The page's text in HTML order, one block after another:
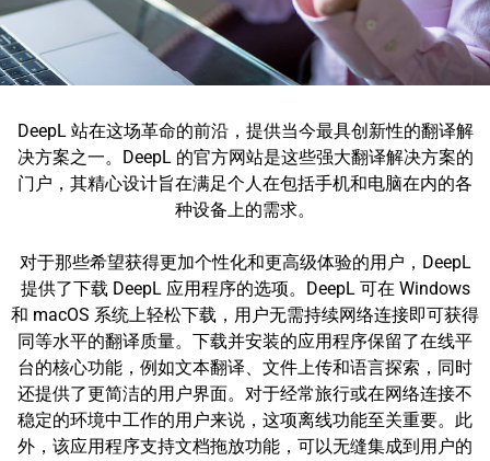
DeepL 站在这场革命的前沿，提供当今最具创新性的翻译解
决方案之一。DeepL 的官方网站是这些强大翻译解决方案的
门户，其精心设计旨在满足个人在包括手机和电脑在内的各
种设备上的需求。
对于那些希望获得更加个性化和更高级体验的用户，DeepL
提供了下载 DeepL 应用程序的选项。DeepL 可在 Windows
和 macOS 系统上轻松下载，用户无需持续网络连接即可获得
同等水平的翻译质量。下载并安装的应用程序保留了在线平
台的核心功能，例如文本翻译、文件上传和语言探索，同时
还提供了更简洁的用户界面。对于经常旅行或在网络连接不
稳定的环境中工作的用户来说，这项离线功能至关重要。此
外，该应用程序支持文档拖放功能，可以无缝集成到用户的